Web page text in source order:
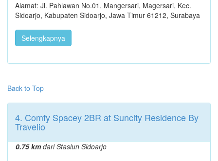
Alamat: Jl. Pahlawan No.01, Mangersari, Magersari, Kec.
Sidoarjo, Kabupaten Sidoarjo, Jawa Timur 61212, Surabaya
Selengkapnya
Back to Top
4. Comfy Spacey 2BR at Suncity Residence By
Travelio
0.75 kmdari Stasiun Sidoarjo